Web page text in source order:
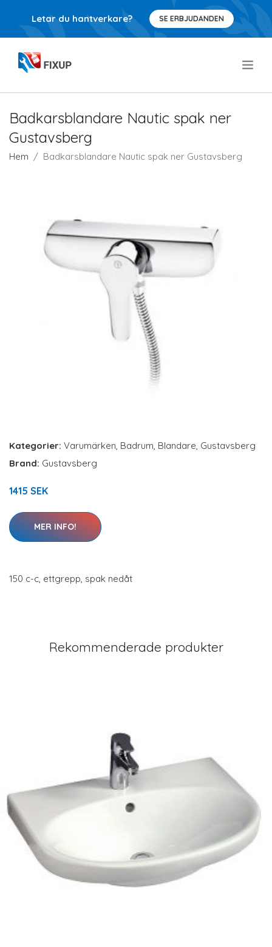
Letar du hantverkare? SE ERBJUDANDEN
Badkarsblandare Nautic spak ner
Gustavsberg
Hem Badkarsblandare Nautic spak ner Gustavsberg
Kategorier: Varumärken, Badrum, Blandare, Gustavsberg
Brand: Gustavsberg
1415 SEK
MER INFO!
150 c-c, ettgrepp, spak nedåt
Rekommenderade produkter